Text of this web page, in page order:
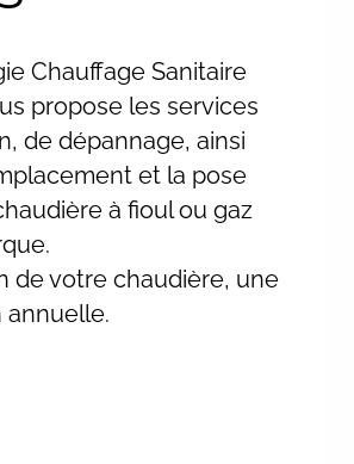
Chauffage Sanitaire
propose les services
de dépannage, ainsi
et la pose
à fioul ou gaz
de votre chaudière, une
annuelle.